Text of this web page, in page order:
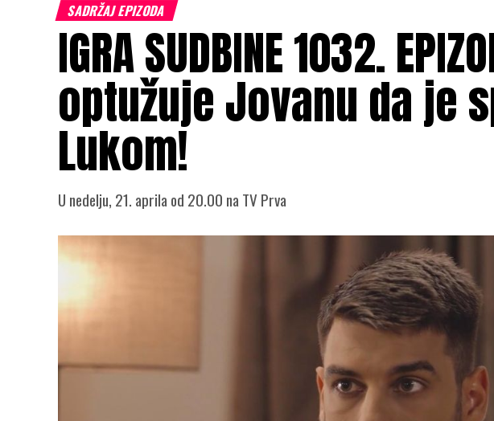
SADRŽAJ EPIZODA
IGRA SUDBINE 1032.
optužuje Jovanu da je
Lukom!
U nedelju, 21. aprila od 20.00 na TV Prva